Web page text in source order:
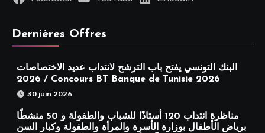
Dernières Offres
البنك التونسي يفتح باب الترشح لانتداب عديد الاختصاصات
2026 / Concours BT Banque de Tunisie 2026
30 juin 2026
مناظرة انتداب 120 أستاذًا للشباب والطفولة و 50 منشطًا
برياض الأطفال بوزارة الأسرة والمرأة والطفولة وكبار السن